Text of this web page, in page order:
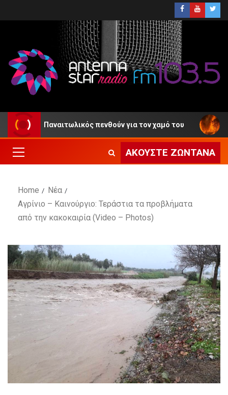
ο Παναιτωλικός πενθούν για τον χαμό του
ΑΚΟΎΣΤΕ ΖΩΝΤΑΝΆ
Home
Νέα
Αγρίνιο – Καινούργιο: Τεράστια τα προβλήματα
από την κακοκαιρία (Video – Photos)